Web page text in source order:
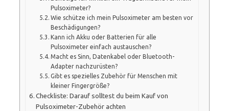
Pulsoximeter?
Wie schütze ich mein Pulsoximeter am besten vor
Beschädigungen?
Kann ich Akku oder Batterien für alle
Pulsoximeter einfach austauschen?
Macht es Sinn, Datenkabel oder Bluetooth-
Adapter nachzurüsten?
Gibt es spezielles Zubehör für Menschen mit
kleiner Fingergröße?
Checkliste: Darauf solltest du beim Kauf von
Pulsoximeter-Zubehör achten